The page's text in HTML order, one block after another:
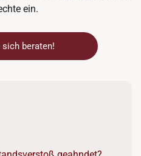
ein.
sich beraten!